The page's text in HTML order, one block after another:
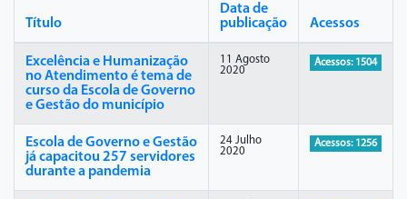
Título
Data de
publicação
Acessos
Excelência e Humanização
no Atendimento é tema de
curso da Escola de Governo
e Gestão do município
11 Agosto
2020
Acessos: 1504
Escola de Governo e Gestão
já capacitou 257 servidores
durante a pandemia
24 Julho
2020
Acessos: 1256